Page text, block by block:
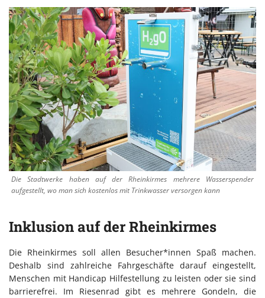
Die Stadtwerke haben auf der Rheinkirmes mehrere Wasserspender
aufgestellt, wo man sich kostenlos mit Trinkwasser versorgen kann
Inklusion auf der Rheinkirmes
Die Rheinkirmes soll allen Besucher*innen Spaß machen.
Deshalb sind zahlreiche Fahrgeschäfte darauf eingestellt,
Menschen mit Handicap Hilfestellung zu leisten oder sie sind
barrierefrei. Im Riesenrad gibt es mehrere Gondeln, die